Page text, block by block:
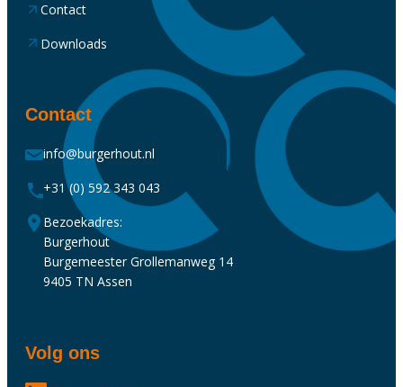
Contact
Downloads
Contact
info@burgerhout.nl
+31 (0) 592 343 043
Bezoekadres:
Burgerhout
Burgemeester Grollemanweg 14
9405 TN Assen
Volg ons